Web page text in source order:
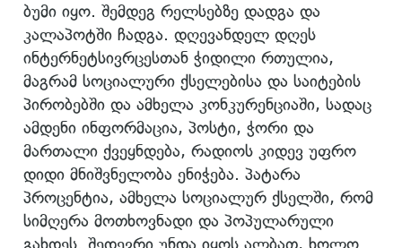
ბუმი იყო. შემდეგ რელსებზე დადგა და
კალაპოტში ჩადგა. დღევანდელ დღეს
ინტერნეტსივრცესთან ჭიდილი რთულია,
მაგრამ სოციალური ქსელებისა და საიტების
პირობებში და ამხელა კონკურენციაში, სადაც
ამდენი ინფორმაცია, პოსტი, ჭორი და
მართალი ქვეყნდება, რადიოს კიდევ უფრო
დიდი მნიშვნელობა ენიჭება. პატარა
პროცენტია, ამხელა სოციალურ ქსელში, რომ
სიმღერა მოთხოვნადი და პოპულარული